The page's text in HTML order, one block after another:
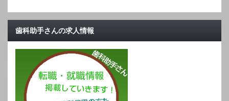
歯科助手さんの求人情報